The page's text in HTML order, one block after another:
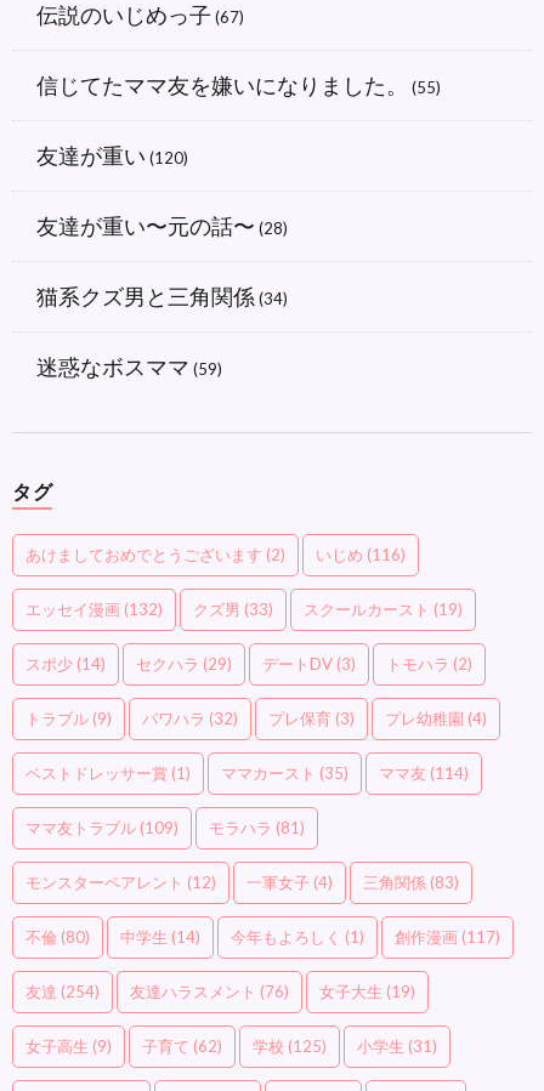
伝説のいじめっ子 (67)
信じてたママ友を嫌いになりました。 (55)
友達が重い (120)
友達が重い〜元の話〜 (28)
猫系クズ男と三角関係 (34)
迷惑なボスママ (59)
タグ
あけましておめでとうございます (2) いじめ (116)
エッセイ漫画 (132) クズ男 (33) スクールカースト (19)
スポ少 (14) セクハラ (29) デートDV (3) トモハラ (2)
トラブル (9) パワハラ (32) プレ保育 (3) プレ幼稚園 (4)
ベストドレッサー賞 (1) ママカースト (35) ママ友 (114)
ママ友トラブル (109) モラハラ (81)
モンスターペアレント (12) 一軍女子 (4) 三角関係 (83)
不倫 (80) 中学生 (14) 今年もよろしく (1) 創作漫画 (117)
友達 (254) 友達ハラスメント (76) 女子大生 (19)
女子高生 (9) 子育て (62) 学校 (125) 小学生 (31)